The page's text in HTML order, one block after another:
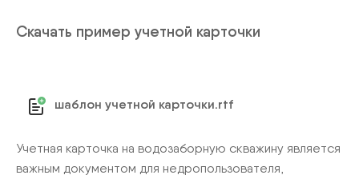
Скачать пример учетной карточки
шаблон учетной карточки.rtf
Учетная карточка на водозаборную скважину является
важным документом для недропользователя,